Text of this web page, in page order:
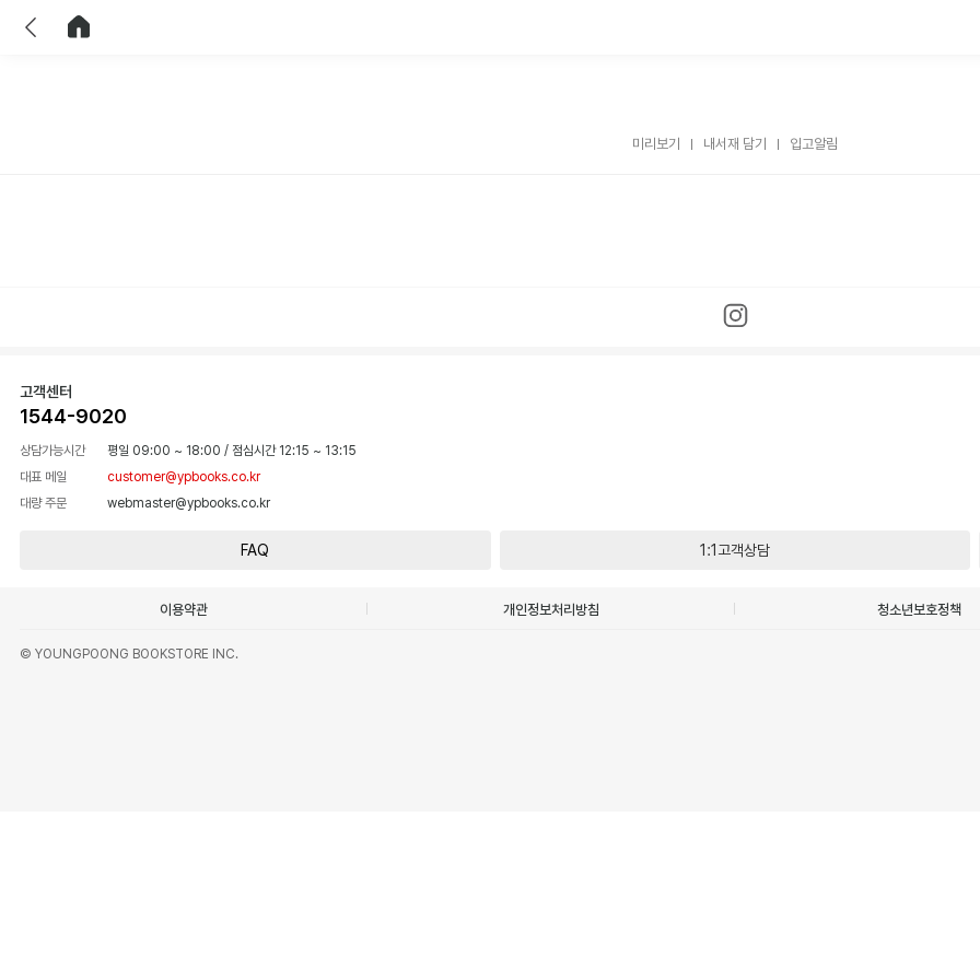
미리보기 내서재 담기 입고알림
고객센터
1544-9020
상담가능시간 평일 09:00 ~ 18:00 / 점심시간 12:15 ~ 13:15
대표 메일
customer@ypbooks.co.kr
대량 주문
webmaster@ypbooks.co.kr
FAQ 1:1고객상담
이용약관 개인정보처리방침 청소년보호정책
© YOUNGPOONG BOOKSTORE INC.